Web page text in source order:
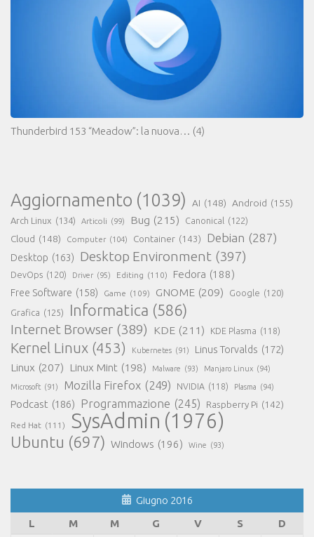
Thunderbird 153 “Meadow”: la nuova… (4)
Aggiornamento (1039) AI (148) Android (155)
Arch Linux (134) Articoli (99) Bug (215) Canonical (122)
Cloud (148) Computer (104) Container (143) Debian (287)
Desktop (163) Desktop Environment (397)
DevOps (120) Driver (95) Editing (110) Fedora (188)
Free Software (158) Game (109) GNOME (209) Google (120)
Grafica (125) Informatica (586)
Internet Browser (389) KDE (211) KDE Plasma (118)
Kernel Linux (453) Kubernetes (91) Linus Torvalds (172)
Linux (207) Linux Mint (198) Malware (93) Manjaro Linux (94)
Microsoft (91) Mozilla Firefox (249) NVIDIA (118) Plasma (94)
Podcast (186) Programmazione (245) Raspberry Pi (142)
Red Hat (111) SysAdmin (1976)
Ubuntu (697) Windows (196) Wine (93)
Giugno 2016
L
M M G V S D